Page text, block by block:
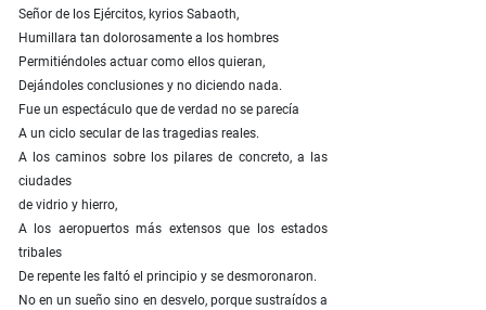
Señor de los Ejércitos, kyrios Sabaoth,
Humillara tan dolorosamente a los hombres
Permitiéndoles actuar como ellos quieran,
Dejándoles conclusiones y no diciendo nada.
Fue un espectáculo que de verdad no se parecía
A un ciclo secular de las tragedias reales.
A los caminos sobre los pilares de concreto, a las
ciudades
de vidrio y hierro,
A los aeropuertos más extensos que los estados
tribales
De repente les faltó el principio y se desmoronaron.
No en un sueño sino en desvelo, porque sustraídos a